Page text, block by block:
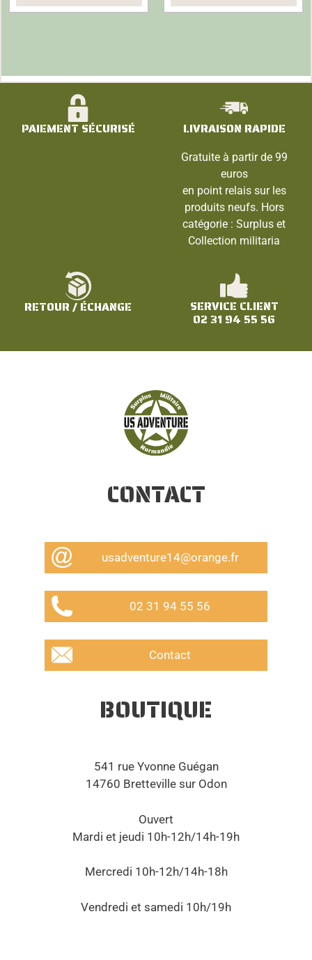
PAIEMENT SÉCURISÉ LIVRAISON RAPIDE
Gratuite à partir de 99
euros
en point relais sur les
produits neufs. Hors
catégorie : Surplus et
Collection militaria
RETOUR / ÉCHANGE SERVICE CLIENT
02 31 94 55 56
CONTACT
usadventure14@orange.fr
02 31 94 55 56
Contact
BOUTIQUE
541 rue Yvonne Guégan
14760 Bretteville sur Odon
Ouvert
Mardi et jeudi 10h-12h/14h-19h
Mercredi 10h-12h/14h-18h
Vendredi et samedi 10h/19h